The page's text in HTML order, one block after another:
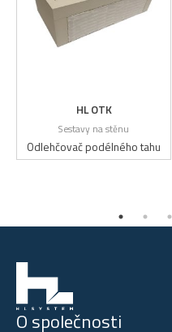
HL OTK
Sestavy na stěnu
Odlehčovač podélného tahu
O společnosti